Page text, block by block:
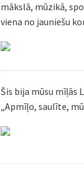
mākslā, mūzikā,
viena no jauniešu
Šis bija mūsu mīļās
„Apmīļo, saulīte,